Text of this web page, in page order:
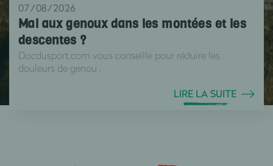
07/08/2026
Mal aux genoux dans les montées et les
descentes ?
Docdusport.com vous conseille pour réduire les
douleurs de genou .
LIRE LA SUITE